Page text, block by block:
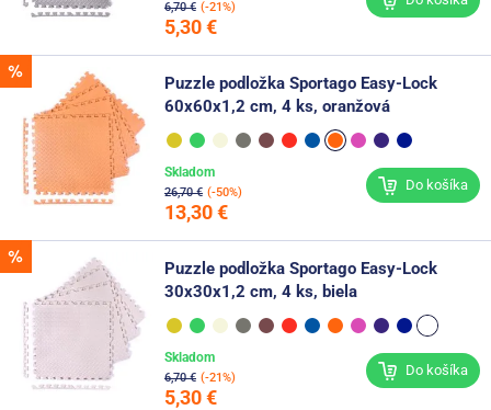
6,70 € (-21%)
5,30 €
Puzzle podložka Sportago Easy-Lock
60x60x1,2 cm, 4 ks, oranžová
26,70 € (-50%)
13,30 €
Skladom
Do košíka
Puzzle podložka Sportago Easy-Lock
30x30x1,2 cm, 4 ks, biela
6,70 € (-21%)
5,30 €
Skladom
Do košíka